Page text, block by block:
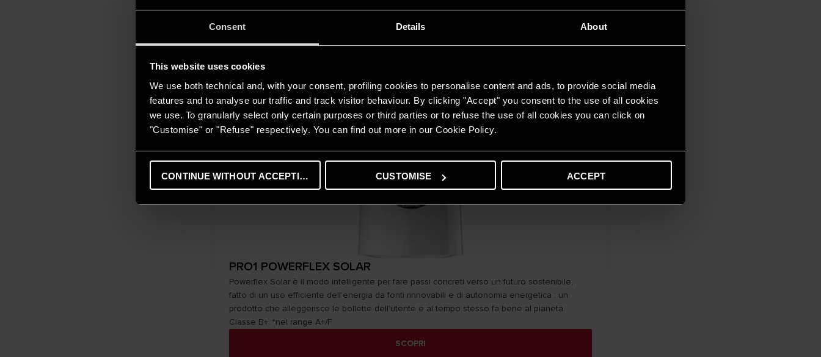
Consent Details About
This website uses cookies
We use both technical and, with your consent, profiling cookies to personalise content and ads, to provide social media
features and to analyse our traffic and track visitor behaviour. By clicking "Accept" you consent to the use of all cookies
we use. To granularly select only certain purposes or third parties or to refuse the use of all cookies you can click on
"Customise" or "Refuse" respectively. You can find out more in our Cookie Policy.
CONTINUE WITHOUT ACCEPTING CUSTOMISE ACCEPT
Lo scaldacqua elettrico super sottile semplice e flessibile da installare che garantisce la
prima doccia in metà del tempo. Dotato anche di Wi-Fi integrato e resistenza a secco
SCOPRI
PRO1 POWERFLEX SOLAR
Powerflex Solar è il modo intelligente per fare passi concreti verso un futuro sostenibile,
fatto di un uso efficiente dell’energia da fonti rinnovabili e di autonomia energetica : un
prodotto che alleggerisce le bollette dell’utente e al tempo stesso fa bene al pianeta.
Classe B+. *nel range A+/F
SCOPRI